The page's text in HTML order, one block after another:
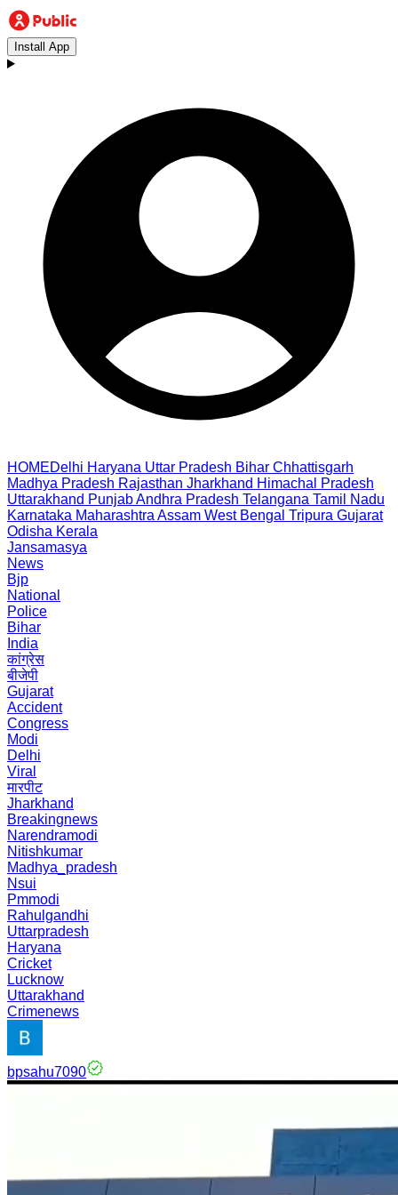
Install App
HOMEDelhi Haryana Uttar Pradesh Bihar Chhattisgarh
Madhya Pradesh Rajasthan Jharkhand Himachal Pradesh
Uttarakhand PunjabAndhra Pradesh Telangana Tamil Nadu
Karnataka Maharashtra Assam West Bengal Tripura Gujarat
Odisha Kerala
Jansamasya
News
Bjp
National
Police
Bihar
India
कांग्रेस
बीजेपी
Gujarat
Accident
Congress
Modi
Delhi
Viral
मारपीट
Jharkhand
Breakingnews
Narendramodi
Nitishkumar
Madhya_pradesh
Nsui
Pmmodi
Rahulgandhi
Uttarpradesh
Haryana
Cricket
Lucknow
Uttarakhand
Crimenews
bpsahu7090